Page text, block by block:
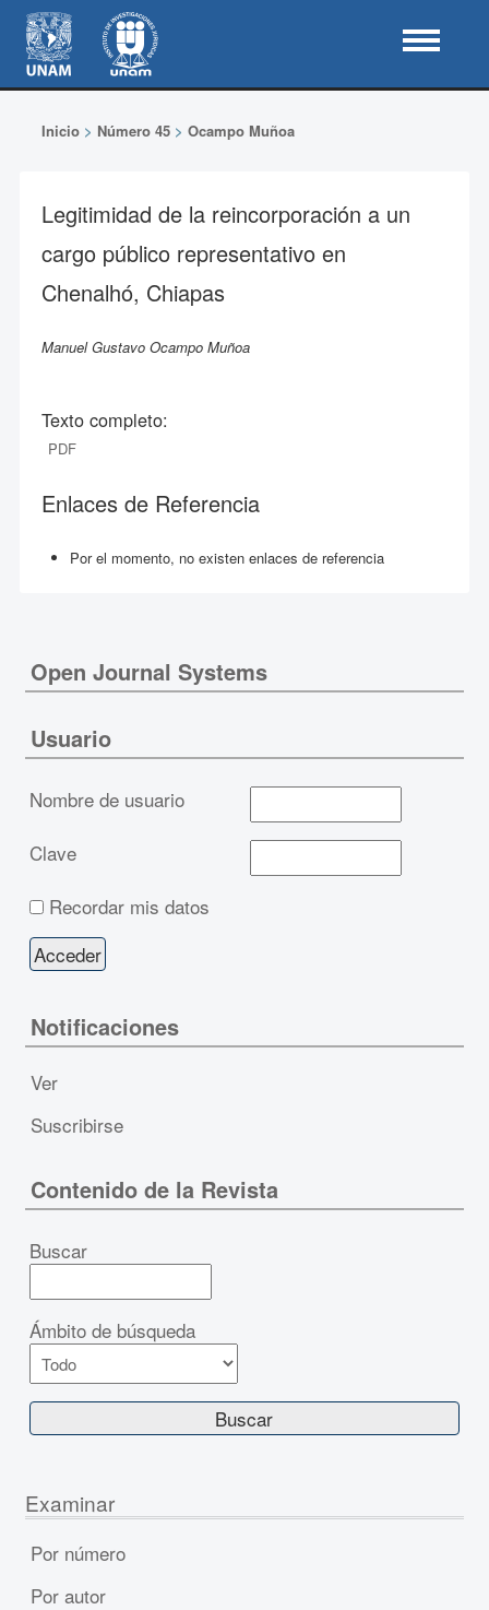
Inicio> Número 45> Ocampo Muñoa
Legitimidad de la reincorporación a un
cargo público representativo en
Chenalhó, Chiapas
Manuel Gustavo Ocampo Muñoa
Texto completo:
PDF
Enlaces de Referencia
Por el momento, no existen enlaces de referencia
Open Journal Systems
Usuario
Nombre de usuario
Clave
Recordar mis datos
Notificaciones
Ver
Suscribirse
Contenido de la Revista
Buscar
Ámbito de búsqueda
Examinar
Por número
Por autor